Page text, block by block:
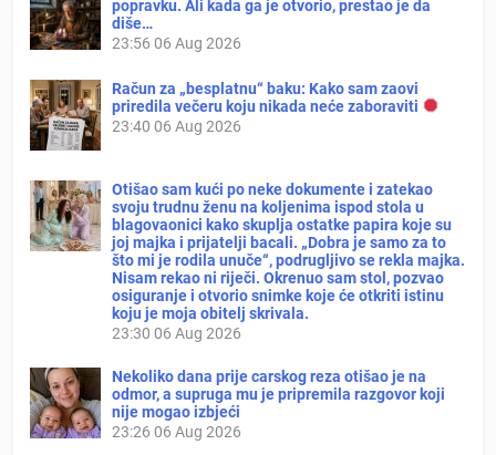
popravku. Ali kada ga je otvorio, prestao je da
diše…
23:56 06 Aug 2026
Račun za „besplatnu“ baku: Kako sam zaovi
priredila večeru koju nikada neće zaboraviti
23:40 06 Aug 2026
Otišao sam kući po neke dokumente i zatekao
svoju trudnu ženu na koljenima ispod stola u
blagovaonici kako skuplja ostatke papira koje su
joj majka i prijatelji bacali. „Dobra je samo za to
što mi je rodila unuče“, podrugljivo se rekla majka.
Nisam rekao ni riječi. Okrenuo sam stol, pozvao
osiguranje i otvorio snimke koje će otkriti istinu
koju je moja obitelj skrivala.
23:30 06 Aug 2026
Nekoliko dana prije carskog reza otišao je na
odmor, a supruga mu je pripremila razgovor koji
nije mogao izbjeći
23:26 06 Aug 2026